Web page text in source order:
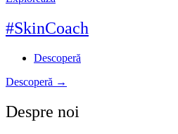
#SkinCoach
Descoperă
Descoperă →
Despre noi